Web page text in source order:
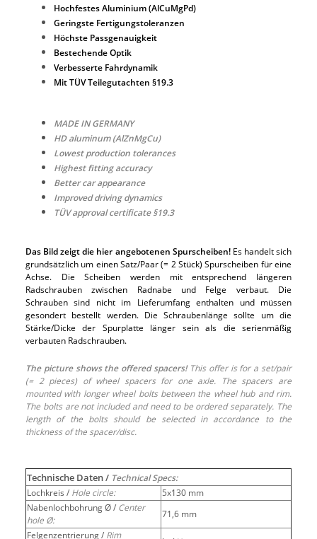
Hochfestes Aluminium (AlCuMgPd)
Geringste Fertigungstoleranzen
Höchste Passgenauigkeit
Bestechende Optik
Verbesserte Fahrdynamik
Mit TÜV Teilegutachten §19.3
MADE IN GERMANY
HD aluminum (AlZnMgCu)
Lowest production tolerances
Highest fitting accuracy
Better car appearance
Improved driving dynamics
TÜV approval certificate §19.3
Das Bild zeigt die hier angebotenen Spurscheiben!Es handelt sich
grundsätzlich um einen Satz/Paar (= 2 Stück) Spurscheiben für eine
Achse. Die Scheiben werden mit entsprechend längeren
Radschrauben zwischen Radnabe und Felge verbaut. Die
Schrauben sind nicht im Lieferumfang enthalten und müssen
gesondert bestellt werden. Die Schraubenlänge sollte um die
Stärke/Dicke der Spurplatte länger sein als die serienmäßig
verbauten Radschrauben.
The picture shows the offered spacers!This offer is for a set/pair
(= 2 pieces) of wheel spacers for one axle. The spacers are
mounted with longer wheel bolts between the wheel hub and rim.
The bolts are not included and need to be ordered separately. The
length of the bolts should be selected in accordance to the
thickness of the spacer/disc.
Technische Daten / Technical Specs:
Lochkreis / Hole circle:
5x130 mm
Nabenlochbohrung Ø / Center
hole Ø:
71,6 mm
Felgenzentrierung / Rim